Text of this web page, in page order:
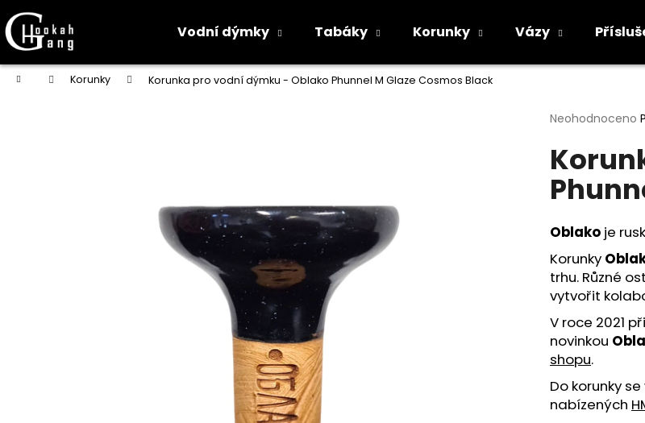
Přejít
Vodní dýmky Tabáky Korunky Vázy
Domů Korunky Korunka pro vodní dýmku - Oblako Phunnel M Glaze Cosmos Black
Průměrné
produktu
je
0,0
hvězdiček.
Neohodnoceno
Oblako je
Korunky
trhu. Různé
vytvořit
V roce 2021
novinkou
shopu.
Do korunky
nabízených
o
š
í
Zpět
do
obchodu
Zpět
do
obchodu
Co potřebujete najít?
HLEDAT